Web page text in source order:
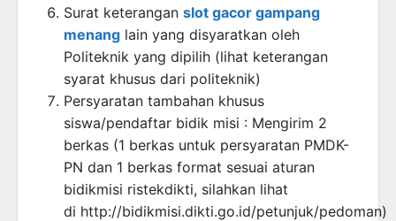
Surat keterangan slot gacor gampang
menang lain yang disyaratkan oleh
Politeknik yang dipilih (lihat keterangan
syarat khusus dari politeknik)
Persyaratan tambahan khusus
siswa/pendaftar bidik misi : Mengirim 2
berkas (1 berkas untuk persyaratan PMDK-
PN dan 1 berkas format sesuai aturan
bidikmisi ristekdikti, silahkan lihat
di http://bidikmisi.dikti.go.id/petunjuk/pedoman)